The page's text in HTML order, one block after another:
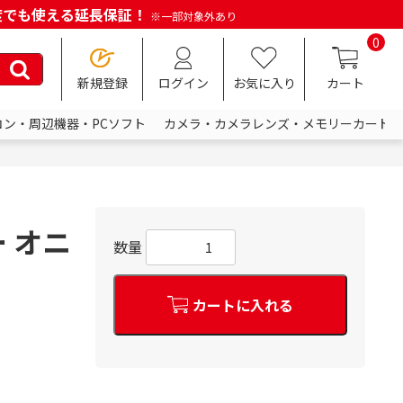
も使える延長保証！ ※一部対象外あり
新規登録 ログイン お気に入り
0
カート
ン・周辺機器・PCソフト
カメラ・カメラレンズ・メモリーカード
オニ
数量
カートに入れる